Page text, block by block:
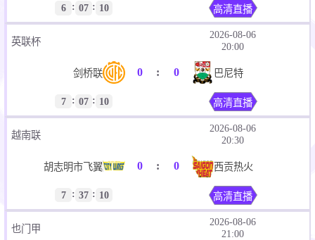
6 : 07 : 10 高清直播
英联杯
2026-08-06
20:00
剑桥联 0 : 0 巴尼特
7 : 07 : 10 高清直播
越南联
2026-08-06
20:30
胡志明市飞翼 0 : 0 西贡热火
7 : 37 : 10 高清直播
也门甲
2026-08-06
21:00